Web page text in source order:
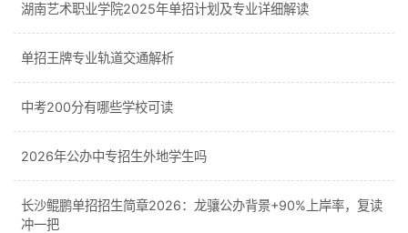
湖南艺术职业学院2025年单招计划及专业详细解读
单招王牌专业轨道交通解析
中考200分有哪些学校可读
2026年公办中专招生外地学生吗
长沙鲲鹏单招招生简章2026：龙骧公办背景+90%上岸率，复读
冲一把